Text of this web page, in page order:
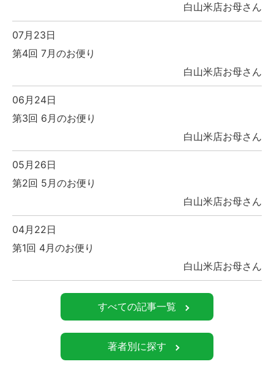
白山米店お母さん
07月23日
第4回 7月のお便り
白山米店お母さん
06月24日
第3回 6月のお便り
白山米店お母さん
05月26日
第2回 5月のお便り
白山米店お母さん
04月22日
第1回 4月のお便り
白山米店お母さん
すべての記事一覧
著者別に探す